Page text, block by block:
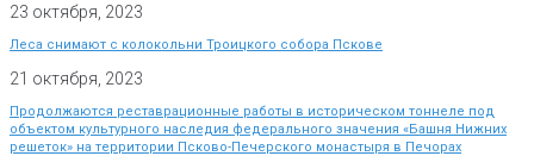
23 октября, 2023
Леса снимают с колокольни Троицкого собора Пскове
21 октября, 2023
Продолжаются реставрационные работы в историческом тоннеле под
объектом культурного наследия федерального значения «Башня Нижних
решеток» на территории Псково-Печерского монастыря в Печорах